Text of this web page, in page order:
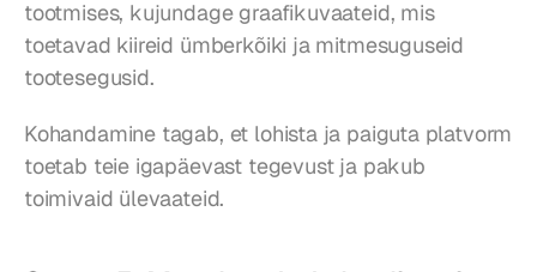
tootmises, kujundage graafikuvaateid, mis
toetavad kiireid ümberkõiki ja mitmesuguseid
tootesegusid.
Kohandamine tagab, et lohista ja paiguta platvorm
toetab teie igapäevast tegevust ja pakub
toimivaid ülevaateid.